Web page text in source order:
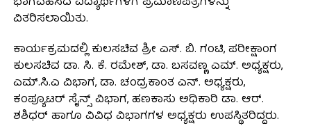
ವಿತರಿಸಲಾಯಿತು.
ಕಾರ್ಯಕ್ರಮದಲ್ಲಿ ಕುಲಸಚಿವ ಶ್ರೀ ಎಸ್. ಬಿ. ಗಂಟಿ, ಪರೀಕ್ಷಾಂಗ
ಕುಲಸಚಿವ ಡಾ. ಸಿ. ಕೆ. ರಮೇಶ್, ಡಾ. ಬಸವಣ್ಣ ಎಮ್. ಅಧ್ಯಕ್ಷರು,
ಎಮ್.ಸಿ.ಎ ವಿಭಾಗ, ಡಾ. ಚಂದ್ರಕಾಂತ ಎನ್. ಅಧ್ಯಕ್ಷರು,
ಕಂಪ್ಯೂಟರ್ ಸೈನ್ಸ್ ವಿಭಾಗ, ಹಣಕಾಸು ಅಧಿಕಾರಿ ಡಾ. ಆರ್.
ಶಶಿಧರ್ ಹಾಗೂ ವಿವಿಧ ವಿಭಾಗಗಳ ಅಧ್ಯಕ್ಷರು ಉಪಸ್ಥಿತರಿದ್ದರು.